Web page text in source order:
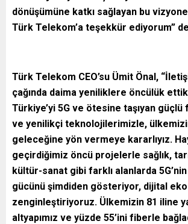
dönüşümüne katkı sağlayan bu
Türk Telekom’a teşekkür ediyorum”
Türk Telekom CEO’su Ümit Önal,
çağında daima yeniliklere öncülük
Türkiye’yi 5G ve ötesine taşıyan güçlü
ve yenilikçi teknolojilerimizle,
geleceğine yön vermeye kararlıyız.
geçirdiğimiz öncü projelerle sağlık,
kültür-sanat gibi farklı alanlarda
gücünü şimdiden gösteriyor, dijital
zenginleştiriyoruz. Ülkemizin 81 iline
altyapımız ve yüzde 55’ini fiberle